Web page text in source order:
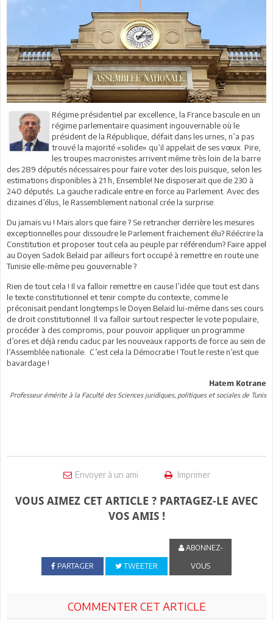
Régime présidentiel par excellence, la France bascule en un
régime parlementaire quasiment ingouvernable où le
président de la République, défait dans les urnes, n’a pas
trouvé la majorité «solide» qu’il appelait de ses vœux. Pire,
les troupes macronistes arrivent même très loin de la barre
des 289 députés nécessaires pour faire voter des lois puisque, selon les
estimations disponibles à 21 h, Ensemble! Ne disposerait que de 230 à
240 députés. La gauche radicale entre en force au Parlement. Avec des
dizaines d’élus, le Rassemblement national crée la surprise.
Du jamais vu ! Mais alors que faire ? Se retrancher derrière les mesures
exceptionnelles pour dissoudre le Parlement fraichement élu? Réécrire la
Constitution et proposer tout cela au peuple par référendum? Faire appel
au Doyen Sadok Belaid par ailleurs fort occupé à remettre en route une
Tunisie elle-même peu gouvernable ?
Rien de tout cela ! Il va falloir remettre en cause l’idée que tout est dans
le texte constitutionnel et tenir compte du contexte, comme le
préconisait pendant longtemps le Doyen Belaid lui-même dans ses cours
de droit constitutionnel. Il va falloir surtout respecter le vote populaire,
procéder à des compromis, pour pouvoir appliquer un programme
d’ores et déjà rendu caduc par les nouveaux rapports de force au sein de
l’Assemblée nationale. C’est cela la Démocratie ! Tout le reste n’est que
bavardage !
Hatem Kotrane
Professeur émérite à la Faculté des Sciences juridiques, politiques et sociales de Tunis
Envoyer à un ami Imprimer
VOUS AIMEZ CET ARTICLE ? PARTAGEZ-LE AVEC
VOS AMIS !
PARTAGER TWEETER
ABONNEZ-
VOUS
COMMENTER CET ARTICLE